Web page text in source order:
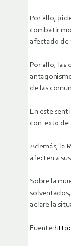
Por ello,
combatir
afectado de
Por ello, las
de las
En este
contexto de
Además, la
afecten a
Sobre la
aclare la
Fuente: